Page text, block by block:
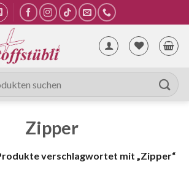
Zipper
verschlagwortet mit „Zipper“